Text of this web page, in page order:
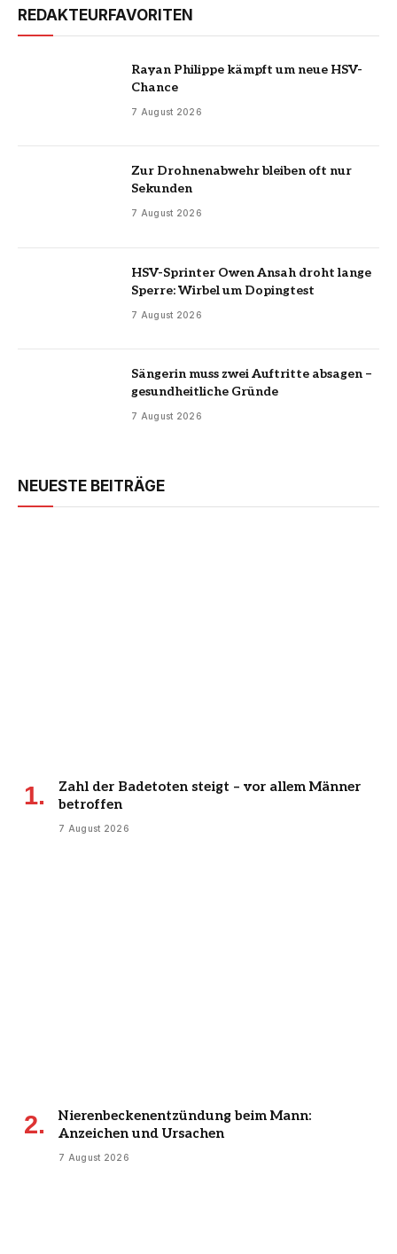
REDAKTEURFAVORITEN
Rayan Philippe kämpft um neue HSV-
Chance
7 August 2026
Zur Drohnenabwehr bleiben oft nur
Sekunden
7 August 2026
HSV-Sprinter Owen Ansah droht lange
Sperre: Wirbel um Dopingtest
7 August 2026
Sängerin muss zwei Auftritte absagen –
gesundheitliche Gründe
7 August 2026
NEUESTE BEITRÄGE
Zahl der Badetoten steigt – vor allem Männer
betroffen
7 August 2026
Nierenbeckenentzündung beim Mann:
Anzeichen und Ursachen
7 August 2026